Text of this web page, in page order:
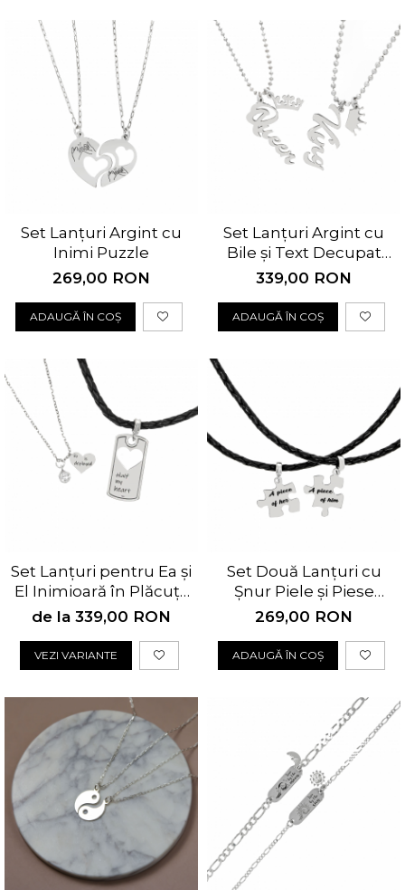
Set Lanțuri Argint cu
Inimi Puzzle
269,00 RON
ADAUGĂ ÎN COȘ
Set Lanțuri Argint cu
Bile și Text Decupat
Queen&King
339,00 RON
ADAUGĂ ÎN COȘ
Set Lanțuri pentru Ea și
El Inimioară în Plăcuță
Personalizate
de la 339,00 RON
VEZI VARIANTE
Set Două Lanțuri cu
Șnur Piele și Piese
Puzzle Personalizate
269,00 RON
ADAUGĂ ÎN COȘ